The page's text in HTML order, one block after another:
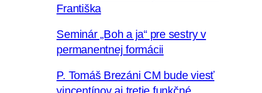
Františka
Seminár „Boh a ja“ pre sestry v
permanentnej formácii
P. Tomáš Brezáni CM bude viesť